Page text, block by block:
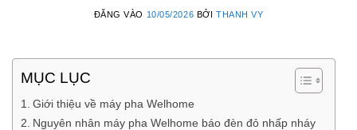
ĐĂNG VÀO 10/05/2026 BỞI THANH VY
MỤC LỤC
Giới thiệu về máy pha Welhome
Nguyên nhân máy pha Welhome báo đèn đỏ nhấp nháy